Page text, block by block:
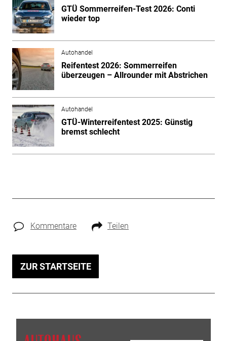
GTÜ Sommerreifen-Test 2026: Conti
wieder top
Autohandel
Reifentest 2026: Sommerreifen
überzeugen – Allrounder mit Abstrichen
Autohandel
GTÜ-Winterreifentest 2025: Günstig
bremst schlecht
Kommentare Teilen
ZUR STARTSEITE